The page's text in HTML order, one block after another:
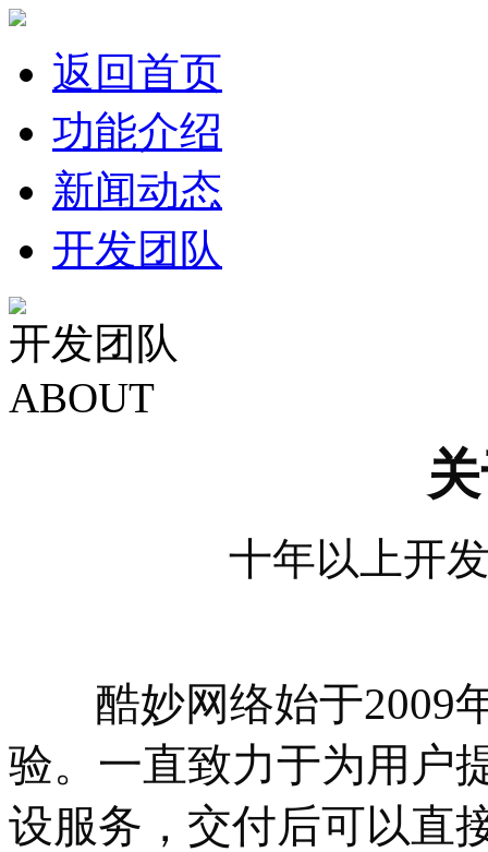
返回首页
功能介绍
新闻动态
开发团队
开发团队
ABOUT
十年以上开
酷妙网络始于2009
验。一直致力于为用户
设服务，交付后可以直